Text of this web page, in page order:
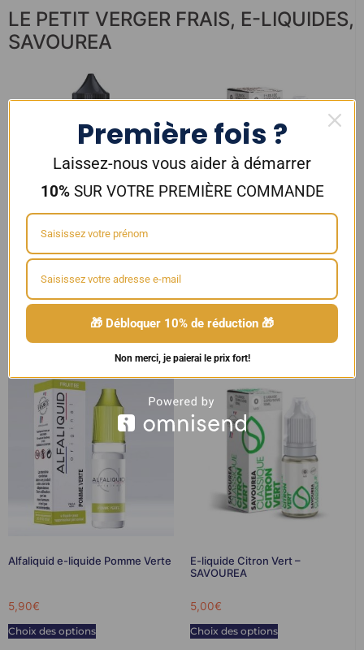
LE PETIT VERGER FRAIS, E-LIQUIDES,
SAVOUREA
DRIP MANIAC – Miss Pear 50ml
30/70 – MIXUP LABS
19,90€
Ajouter au panier
E-Liquide CLASSIC CAFE 10ml –
5,00€
Choix des options
Alfaliquid e-liquide Pomme Verte
5,90€
Choix des options
E-liquide Citron Vert –
SAVOUREA
5,00€
Choix des options
Première fois ?
Laissez-nous vous aider à démarrer
10%SUR VOTRE PREMIÈRE COMMANDE
🎁 Débloquer 10% de réduction 🎁
Non merci, je paierai le prix fort!